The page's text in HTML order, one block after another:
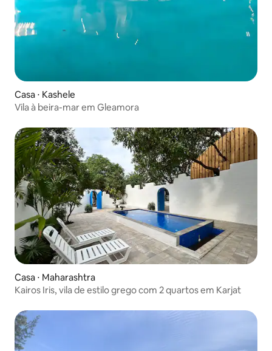
Casa ⋅ Kashele
Vila à beira-mar em Gleamora
Casa ⋅ Maharashtra
Kairos Iris, vila de estilo grego com 2 quartos em Karjat